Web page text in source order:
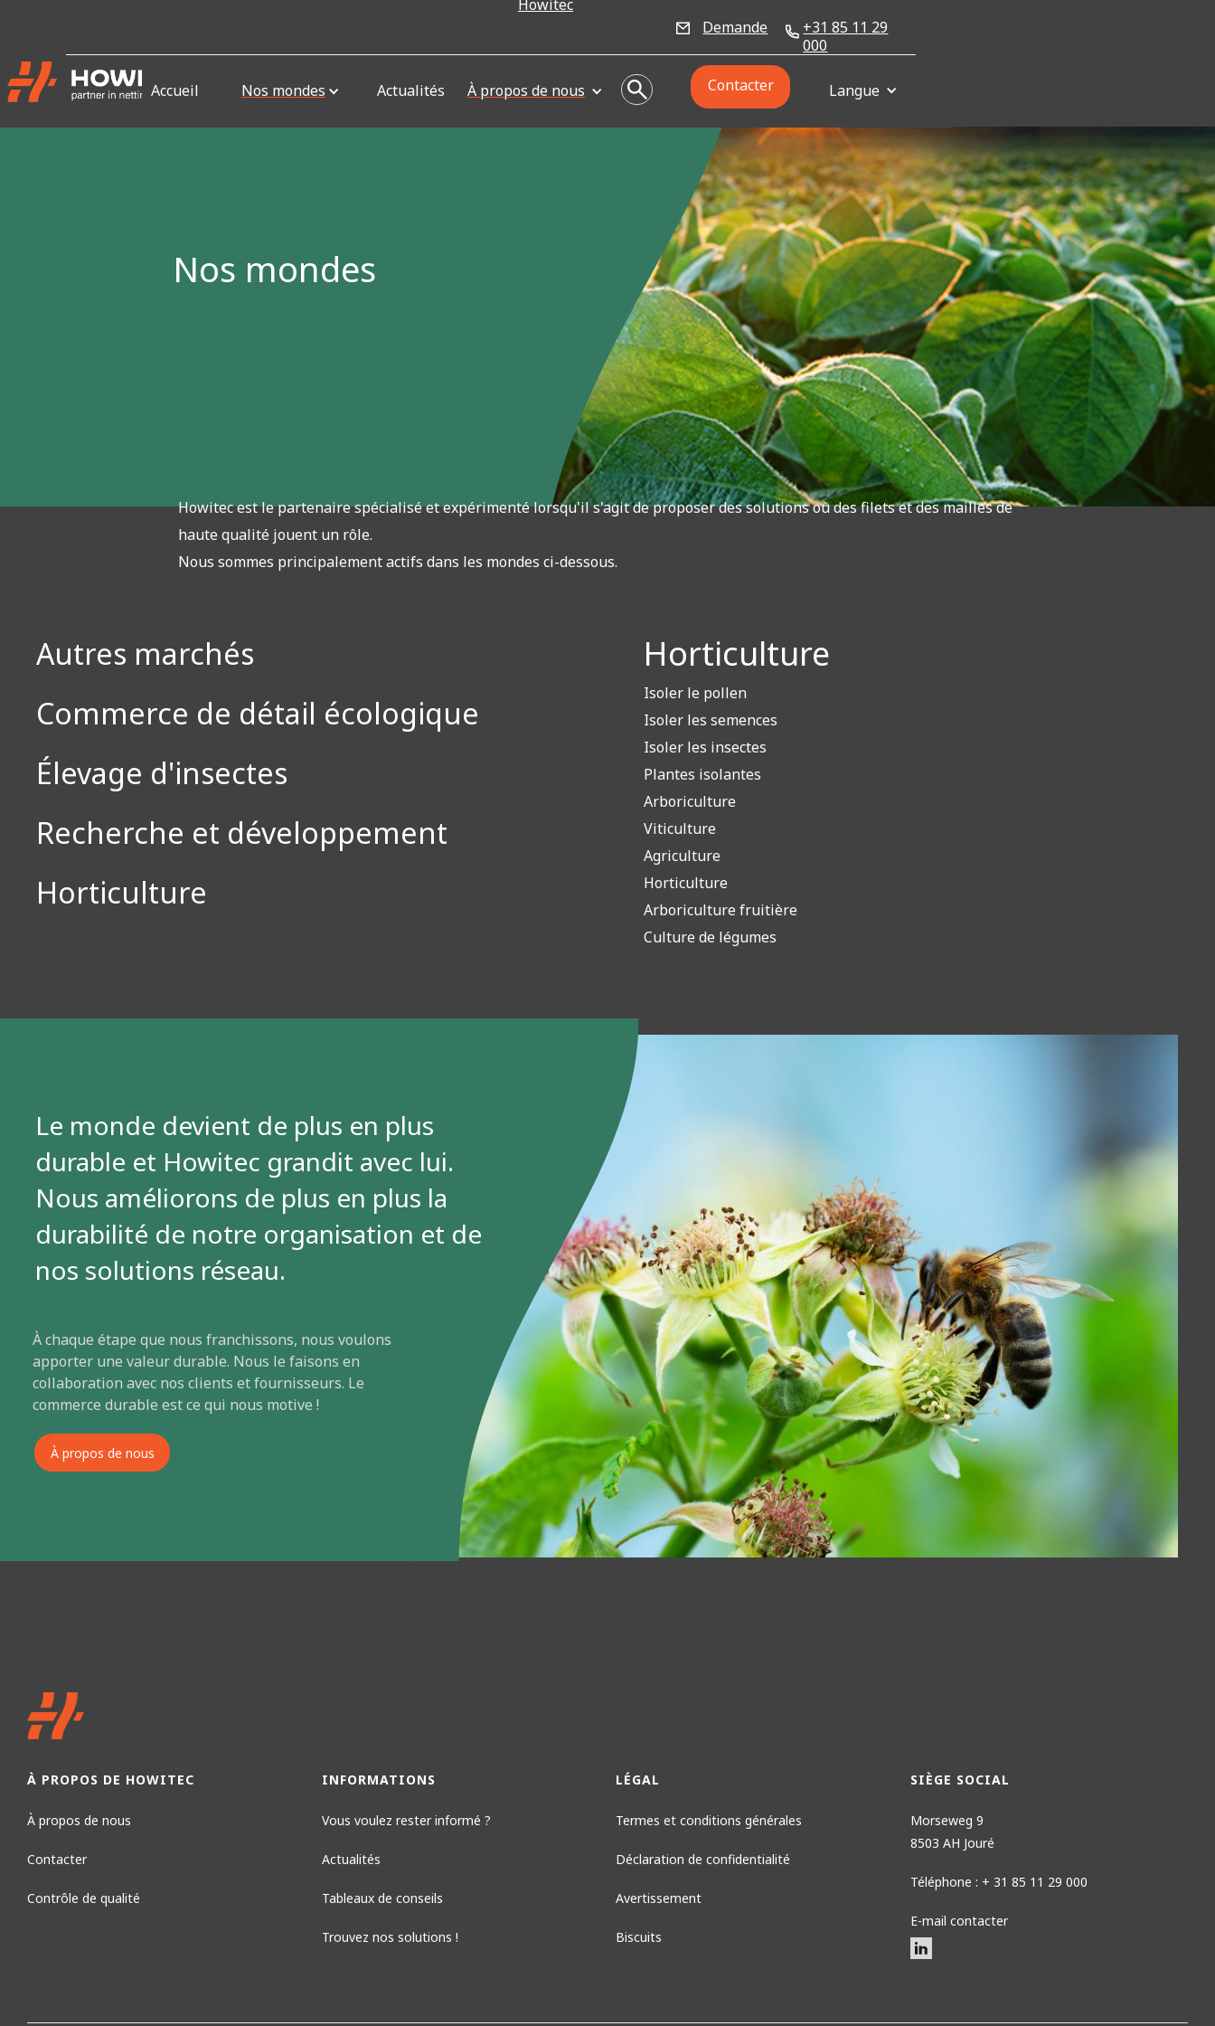
Howitec
Demande
+31 85 11 29
000
Accueil Nos mondes Actualités À propos de nous Contacter Langue
Nos mondes
Howitec est le partenaire spécialisé et expérimenté lorsqu'il s'agit de proposer des solutions où des filets et des mailles de
haute qualité jouent un rôle.
Nous sommes principalement actifs dans les mondes ci-dessous.
Autres marchés
Commerce de détail écologique
Élevage d'insectes
Recherche et développement
Horticulture
Horticulture
Isoler le pollen
Isoler les semences
Isoler les insectes
Plantes isolantes
Arboriculture
Viticulture
Agriculture
Horticulture
Arboriculture fruitière
Culture de légumes
Le monde devient de plus en plus
durable et Howitec grandit avec lui.
Nous améliorons de plus en plus la
durabilité de notre organisation et de
nos solutions réseau.
À chaque étape que nous franchissons, nous voulons
apporter une valeur durable. Nous le faisons en
collaboration avec nos clients et fournisseurs. Le
commerce durable est ce qui nous motive !
À propos de nous
À PROPOS DE HOWITEC
À propos de nous
Contacter
Contrôle de qualité
INFORMATIONS
Vous voulez rester informé ?
Actualités
Tableaux de conseils
Trouvez nos solutions !
LÉGAL
Termes et conditions générales
Déclaration de confidentialité
Avertissement
Biscuits
SIÈGE SOCIAL
Morseweg 9
8503 AH Jouré
Téléphone : + 31 85 11 29 000
E-mail contacter